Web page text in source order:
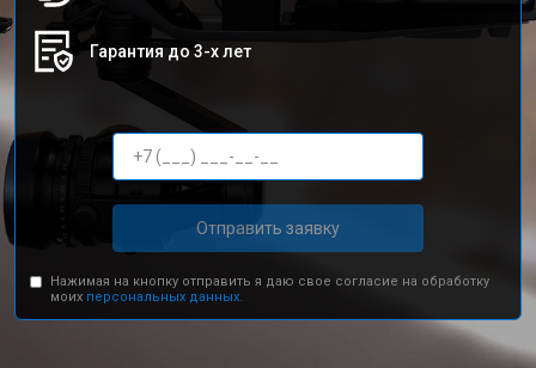
Гарантия до 3-х лет
Отправить заявку
Нажимая на кнопку отправить я даю свое согласие на обработку
моих персональных данных.